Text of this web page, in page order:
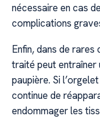
nécessaire en cas
complications
Enfin, dans de rares
traité peut entraîner
paupière. Si
continue de
endommager les